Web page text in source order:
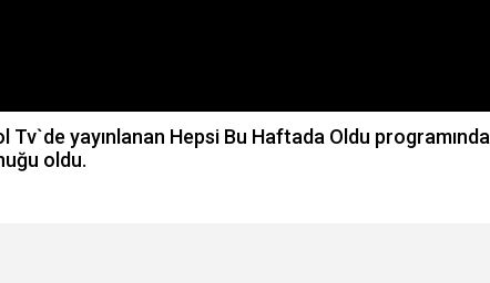
Tv`de yayınlanan Hepsi Bu Haftada Oldu programında
oldu.